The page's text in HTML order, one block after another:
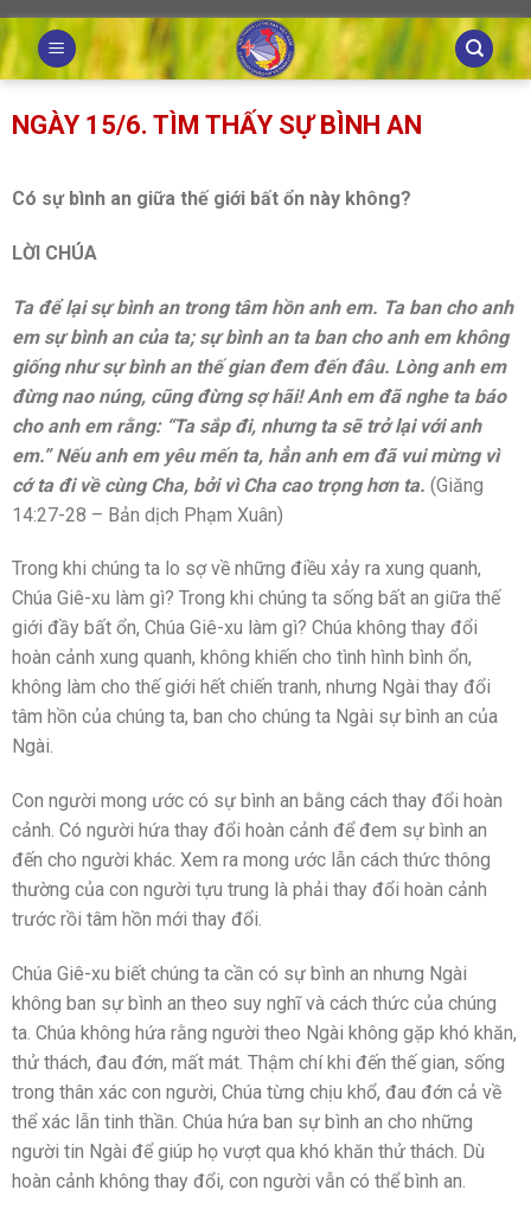
Skip
to
content
NGÀY 15/6. TÌM THẤY SỰ BÌNH AN
Có sự bình an giữa thế giới bất ổn này không?
LỜI CHÚA
Ta để lại sự bình an trong tâm hồn anh em. Ta ban cho anh
em sự bình an của ta; sự bình an ta ban cho anh em không
giống như sự bình an thế gian đem đến đâu. Lòng anh em
đừng nao núng, cũng đừng sợ hãi! Anh em đã nghe ta báo
cho anh em rằng: “Ta sắp đi, nhưng ta sẽ trở lại với anh
em.” Nếu anh em yêu mến ta, hẳn anh em đã vui mừng vì
cớ ta đi về cùng Cha, bởi vì Cha cao trọng hơn ta. (Giăng
14:27-28 – Bản dịch Phạm Xuân)
Trong khi chúng ta lo sợ về những điều xảy ra xung quanh,
Chúa Giê-xu làm gì? Trong khi chúng ta sống bất an giữa thế
giới đầy bất ổn, Chúa Giê-xu làm gì? Chúa không thay đổi
hoàn cảnh xung quanh, không khiến cho tình hình bình ổn,
không làm cho thế giới hết chiến tranh, nhưng Ngài thay đổi
tâm hồn của chúng ta, ban cho chúng ta Ngài sự bình an của
Ngài.
Con người mong ước có sự bình an bằng cách thay đổi hoàn
cảnh. Có người hứa thay đổi hoàn cảnh để đem sự bình an
đến cho người khác. Xem ra mong ước lẫn cách thức thông
thường của con người tựu trung là phải thay đổi hoàn cảnh
trước rồi tâm hồn mới thay đổi.
Chúa Giê-xu biết chúng ta cần có sự bình an nhưng Ngài
không ban sự bình an theo suy nghĩ và cách thức của chúng
ta. Chúa không hứa rằng người theo Ngài không gặp khó khăn,
thử thách, đau đớn, mất mát. Thậm chí khi đến thế gian, sống
trong thân xác con người, Chúa từng chịu khổ, đau đớn cả về
thể xác lẫn tinh thần. Chúa hứa ban sự bình an cho những
người tin Ngài để giúp họ vượt qua khó khăn thử thách. Dù
hoàn cảnh không thay đổi, con người vẫn có thể bình an.